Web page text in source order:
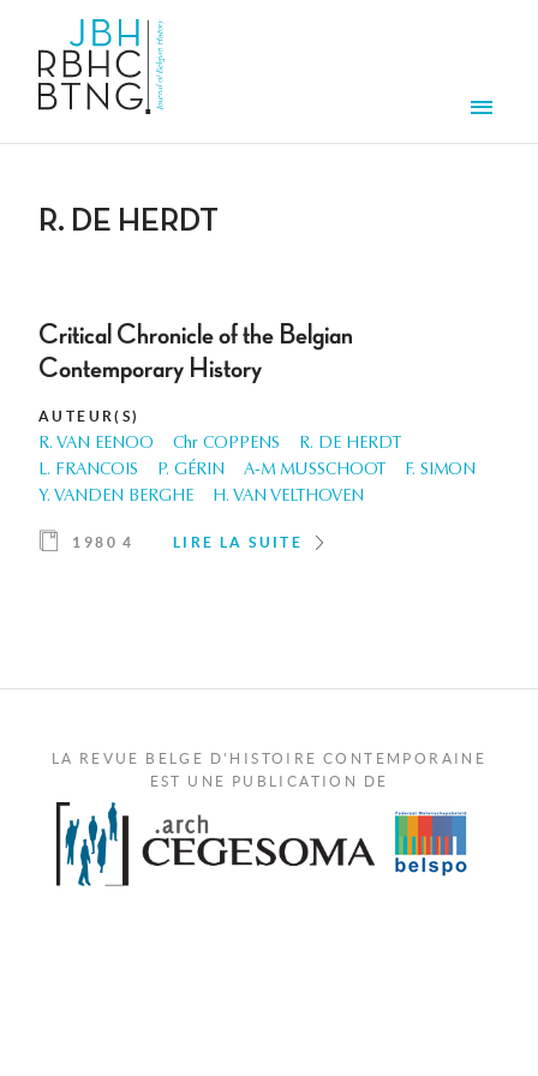
R. DE HERDT
Critical Chronicle of the Belgian
Contemporary History
AUTEUR(S)
R. VAN EENOO Chr COPPENS
R. DE HERDT
L. FRANCOIS
P. GÉRIN A-M MUSSCHOOT
F. SIMON
Y. VANDEN BERGHE
H. VAN VELTHOVEN
1980 4 LIRE LA SUITE
LA REVUE BELGE D'HISTOIRE CONTEMPORAINE
EST UNE PUBLICATION DE